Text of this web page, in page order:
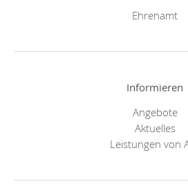
Ehrenamt
Informieren
Angebote
Aktuelles
Leistungen von